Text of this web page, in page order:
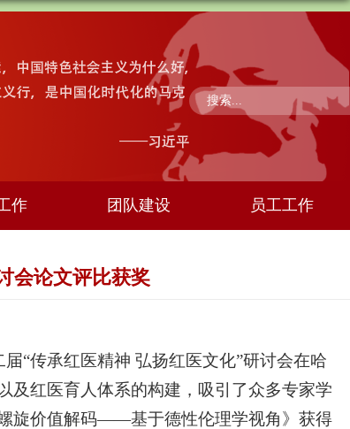
作 团队建设 员工工作
会论文评比获奖
“传承红医精神 弘扬红医文化”研讨会在哈
及红医育人体系的构建，吸引了众多专家学
旋价值解码——基于德性伦理学视角》获得